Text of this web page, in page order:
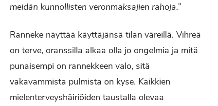
meidän kunnollisten veronmaksajien rahoja.”
Ranneke näyttää käyttäjänsä tilan väreillä. Vihreä
on terve, oranssilla alkaa olla jo ongelmia ja mitä
punaisempi on rannekkeen valo, sitä
vakavammista pulmista on kyse. Kaikkien
mielenterveyshäiriöiden taustalla olevaa